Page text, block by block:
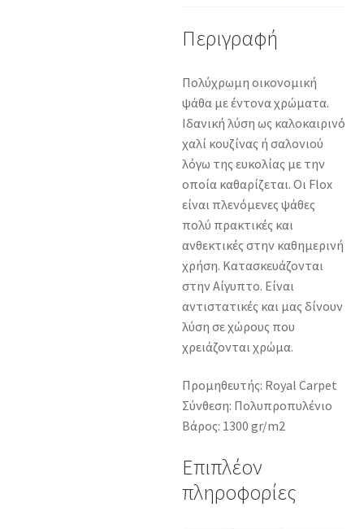
Περιγραφή
Πολύχρωμη οικονομική
ψάθα με έντονα χρώματα.
Ιδανική λύση ως καλοκαιρινό
χαλί κουζίνας ή σαλονιού
λόγω της ευκολίας με την
οποία καθαρίζεται. Οι Flox
είναι πλενόμενες ψάθες
πολύ πρακτικές και
ανθεκτικές στην καθημερινή
χρήση. Κατασκευάζονται
στην Αίγυπτο. Είναι
αντιστατικές και μας δίνουν
λύση σε χώρους που
χρειάζονται χρώμα.
Προμηθευτής: Royal Carpet
Σύνθεση: Πολυπροπυλένιο
Βάρος: 1300 gr/m2
Επιπλέον
πληροφορίες